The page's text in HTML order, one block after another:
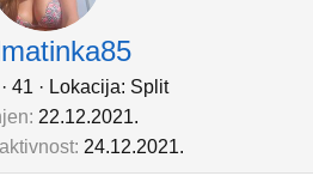
· 41 · Lokacija: Split
22.12.2021.
24.12.2021.